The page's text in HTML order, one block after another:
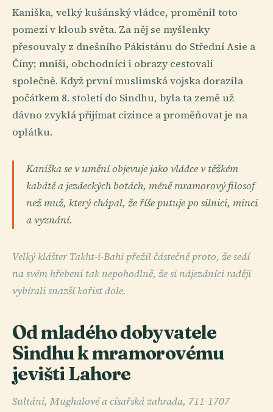
Kaniška, velký kušánský vládce, proměnil toto
pomezí v kloub světa. Za něj se myšlenky
přesouvaly z dnešního Pákistánu do Střední Asie a
Číny; mniši, obchodníci i obrazy cestovali
společně. Když první muslimská vojska dorazila
počátkem 8. století do Sindhu, byla ta země už
dávno zvyklá přijímat cizince a proměňovat je na
oplátku.
Kaniška se v umění objevuje jako vládce v těžkém
kabátě a jezdeckých botách, méně mramorový filosof
než muž, který chápal, že říše putuje po silnici, minci
a vyznání.
Velký klášter Takht-i-Bahi přežil částečně proto, že sedí
na svém hřebeni tak nepohodlně, že si nájezdníci raději
vybírali snazší kořist dole.
Od mladého dobyvatele
Sindhu k mramorovému
jevišti Lahore
Sultáni, Mughalové a císařská zahrada, 711-1707